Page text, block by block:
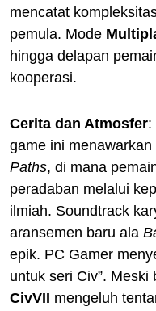
mencatat
pemula. Mode
hingga delapan
kooperasi.
Cerita dan Atmosfer:
game ini
Paths, di mana
peradaban melalui
ilmiah. Soundtrack
aransemen baru ala
epik. PC Gamer
untuk seri Civ”.
CivVII mengeluh